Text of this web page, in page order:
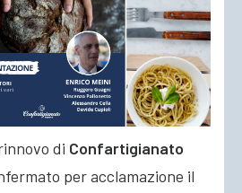
di Confartigianato
per acclamazione il